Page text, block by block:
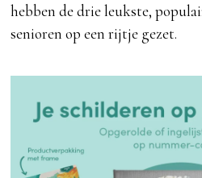
hebben de drie leukste,
senioren op een rijtje gezet.